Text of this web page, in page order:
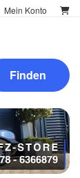
Mein Konto
Finden